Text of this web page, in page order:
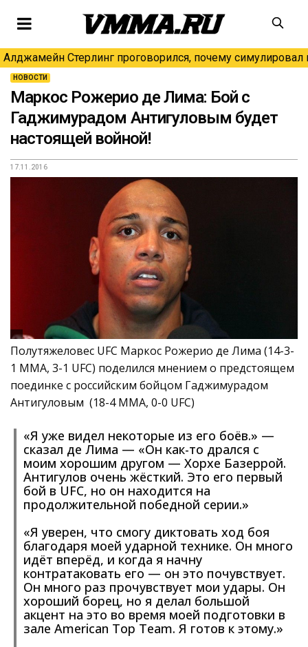
Алджамейн Стерлинг проговорился, почему симулировал
НОВОСТИ
Маркос Рожерио де Лима: Бой с
Гаджимурадом Антигуловым будет
настоящей войной!
17.11.2016
Полутяжеловес UFC Маркос Рожерио де Лима (14-3-
1 MMA, 3-1 UFC) поделился мнением о предстоящем
поединке с российским бойцом Гаджимурадом
Антигуловым (18-4 MMA, 0-0 UFC)
«Я уже видел некоторые из его боёв.» —
сказал де Лима — «Он как-то дрался с
моим хорошим другом — Хорхе Базеррой.
Антигулов очень жёсткий. Это его первый
бой в UFC, но он находится на
продолжительной победной серии.»
«Я уверен, что смогу диктовать ход боя
благодаря моей ударной технике. Он много
идёт вперёд, и когда я начну
контратаковать его — он это почувствует.
Он много раз прочувствует мои удары. Он
хороший борец, но я делал большой
акцент на это во время моей подготовки в
зале American Top Team. Я готов к этому.»